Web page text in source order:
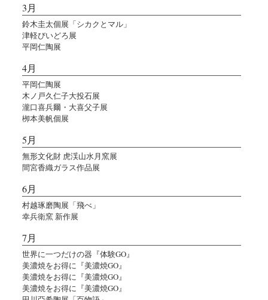
3月
鈴木圭太個展「シカクとマル」
津軽びいどろ展
平岡仁陶展
4月
平岡仁陶展
木ノ戸久仁子大投石展
瀧口喜兵爾・大喜父子展
栁本美帆個展
5月
無形文化財 虎渓山水月窯展
間宮香織ガラス作品展
6月
村越琢磨陶展「飛べ」
幸兵衛窯 新作展
7月
世界に一つだけの器『体験GO』
美濃焼をお得に『美濃焼GO』
美濃焼をお得に『美濃焼GO』
美濃焼をお得に『美濃焼GO』